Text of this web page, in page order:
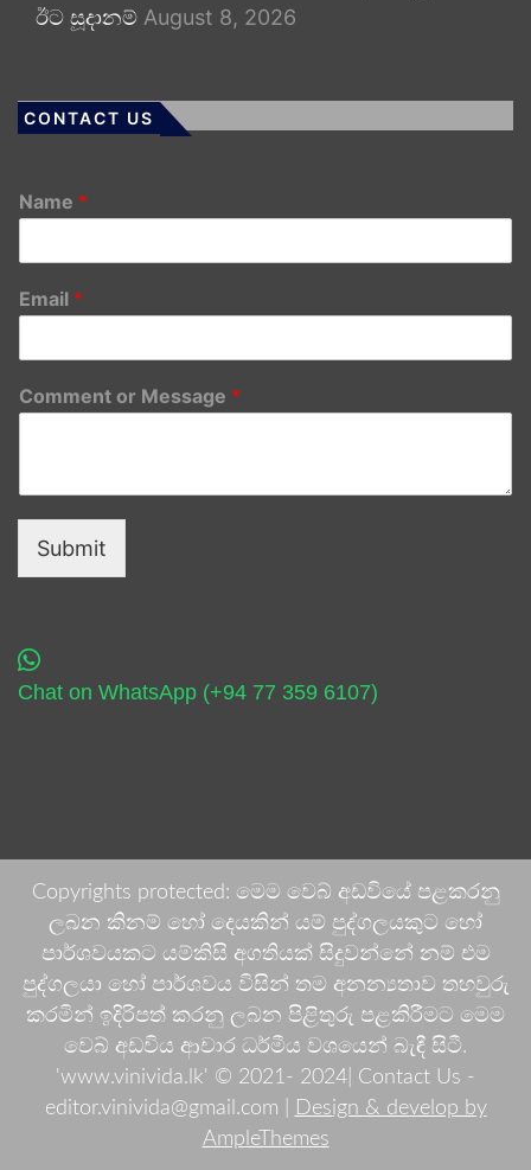
ඊට සූදානම් August 8, 2026
CONTACT US
Name *
Email *
Comment or Message *
Submit
Chat on WhatsApp (+94 77 359 6107)
Copyrights protected: මෙම වෙබ් අඩවියේ පළකරනු
ලබන කිනම් හෝ දෙයකින් යම් පුද්ගලයකුට හෝ
පාර්ශවයකට යම්කිසි අගතියක් සිදුවන්නේ නම් එම
පුද්ගලයා හෝ පාර්ශවය විසින් තම අනන්‍යතාව තහවුරු
කරමින් ඉදිරිපත් කරනු ලබන පිළිතුරු පළකිරීමට මෙම
වෙබ් අඩවිය ආචාර ධර්මීය වශයෙන් බැඳී සිටී.
'www.vinivida.lk' © 2021- 2024| Contact Us -
editor.vinivida@gmail.com |
Design & develop by
AmpleThemes